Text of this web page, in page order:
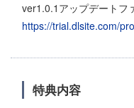
ver1.0.1アップデートフ
https://trial.dlsite.com/
特典内容